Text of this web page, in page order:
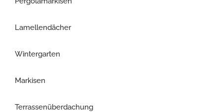
Lamellendächer
Wintergarten
Markisen
Terrassenüberdachung